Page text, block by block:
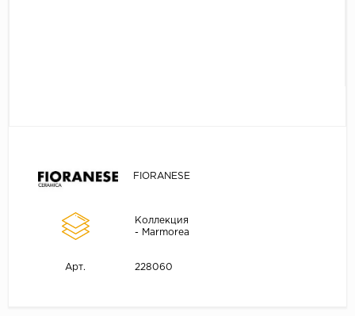
FIORANESE
Коллекция
- Marmorea
Арт. 228060